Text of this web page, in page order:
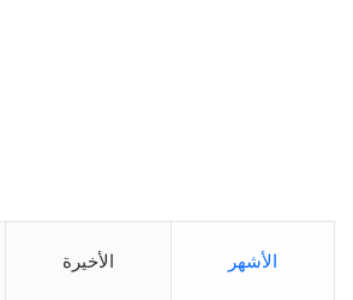
الأشهر الأخيرة